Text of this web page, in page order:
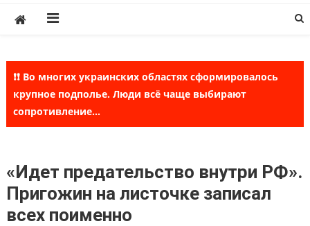
❗❗ Во многих украинских областях сформировалось
крупное подполье. Люди всё чаще выбирают
сопротивление...
«Идет предательство внутри РФ».
Пригожин на листочке записал
всех поименно